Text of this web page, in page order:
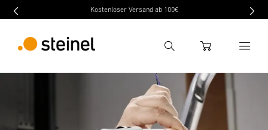
Kostenloser Versand ab 100€
Suche WARENKORB